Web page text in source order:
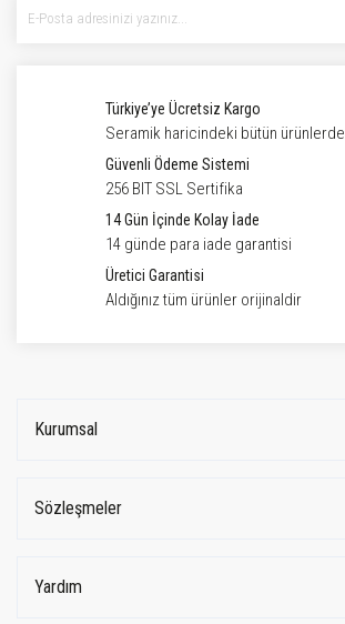
Türkiye’ye Ücretsiz Kargo
Seramik haricindeki bütün ürünlerde
Güvenli Ödeme Sistemi
256 BIT SSL Sertifika
14 Gün İçinde Kolay İade
14 günde para iade garantisi
Üretici Garantisi
Aldığınız tüm ürünler orijinaldir
Kurumsal
Sözleşmeler
Yardım